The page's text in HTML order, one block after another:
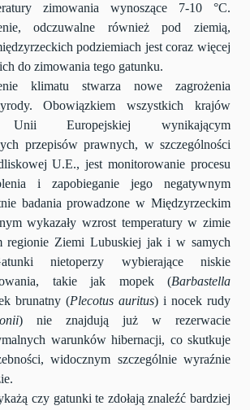
zimowania wynoszące 7-10 °C.
odczuwalne również pod ziemią,
podziemiach jest coraz więcej
do zimowania tego gatunku.
klimatu stwarza nowe zagrożenia
Obowiązkiem wszystkich krajów
Unii Europejskiej wynikającym
przepisów prawnych, w szczególności
U.E., jest monitorowanie procesu
i zapobieganie jego negatywnym
badania prowadzone w Międzyrzeckim
wykazały wzrost temperatury w zimie
regionie Ziemi Lubuskiej jak i w samych
nietoperzy wybierające niskie
takie jak mopek (Barbastella
brunatny (Plecotus auritus) i nocek rudy
) nie znajdują już w rezerwacie
warunków hibernacji, co skutkuje
widocznym szczególnie wyraźnie
czy gatunki te zdołają znaleźć bardziej